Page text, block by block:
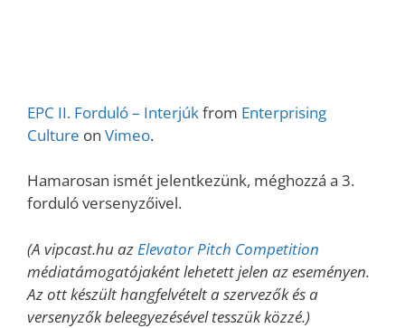
EPC II. Forduló – Interjúkfrom Enterprising
Culture on Vimeo.
Hamarosan ismét jelentkezünk, méghozzá a 3.
forduló versenyzőivel.
(A vipcast.hu az Elevator Pitch Competition
médiatámogatójaként lehetett jelen az eseményen.
Az ott készült hangfelvételt a szervezők és a
versenyzők beleegyezésével tesszük közzé.)